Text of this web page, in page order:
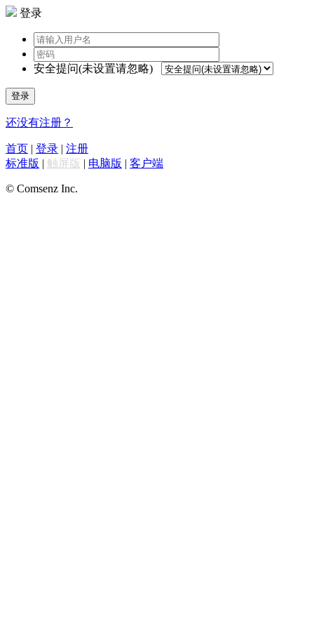
登录
安全提问(未设置请忽略)
登录
还没有注册？
首页 | 登录 | 注册
标准版 | 触屏版 | 电脑版 | 客户端
© Comsenz Inc.